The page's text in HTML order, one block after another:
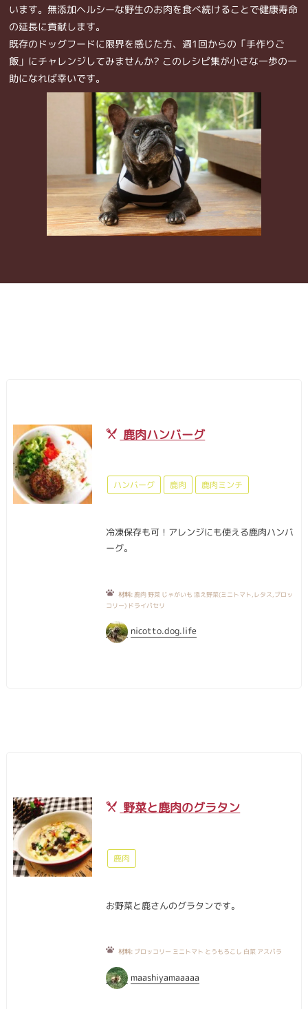
います。無添加ヘルシーな野生のお肉を食べ続けることで健康寿命
の延長に貢献します。
既存のドッグフードに限界を感じた方、週1回からの「手作りご
飯」にチャレンジしてみませんか? このレシピ集が小さな一歩の一
助になれば幸いです。
鹿肉ハンバーグ
ハンバーグ 鹿肉 鹿肉ミンチ
冷凍保存も可！アレンジにも使える鹿肉ハンバ
ーグ。
材料:鹿肉 野菜 じゃがいも 添え野菜(ミニトマト,レタス,ブロッ
コリー) ドライパセリ
nicotto.dog.life
野菜と鹿肉のグラタン
鹿肉
お野菜と鹿さんのグラタンです。
材料: ブロッコリー ミニトマト とうもろこし 白菜 アスパラ
maashiyamaaaaa